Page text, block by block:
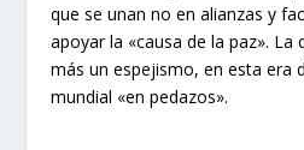
que se unan no en alianzas y
apoyar la «causa de la paz». La
más un espejismo, en esta era
mundial «en pedazos».